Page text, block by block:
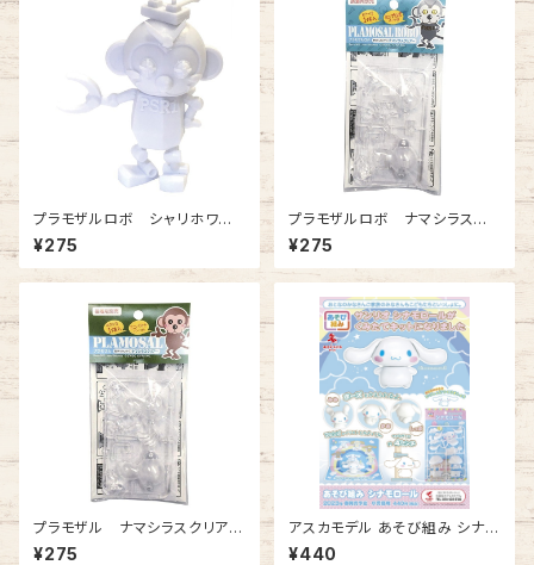
プラモザルロボ シャリホワイ
ト 1体入
¥275
プラモザルロボ ナマシラスクリ
アー
¥275
プラモザル ナマシラスクリア
ー 1ヶ入
¥275
アスカモデル あそび組み シナモ
ロール (プラモデル)
¥440